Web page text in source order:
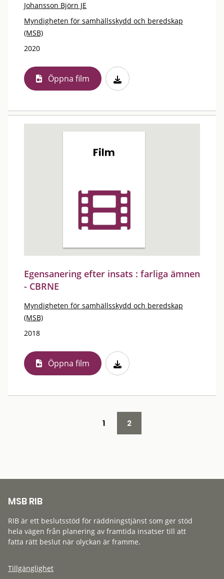
Johansson Björn JE
Myndigheten för samhällsskydd och beredskap
(MSB)
2020
Öppna film
Egensanering efter insats : farliga ämnen
- CBRNE
Myndigheten för samhällsskydd och beredskap
(MSB)
2018
Öppna film
1 2
MSB RIB
RIB är ett beslutsstöd för räddningstjänst som ger stöd
hela vägen från planering av framtida insatser till att
fatta rätt beslut när olyckan är framme.
Tillgänglighet